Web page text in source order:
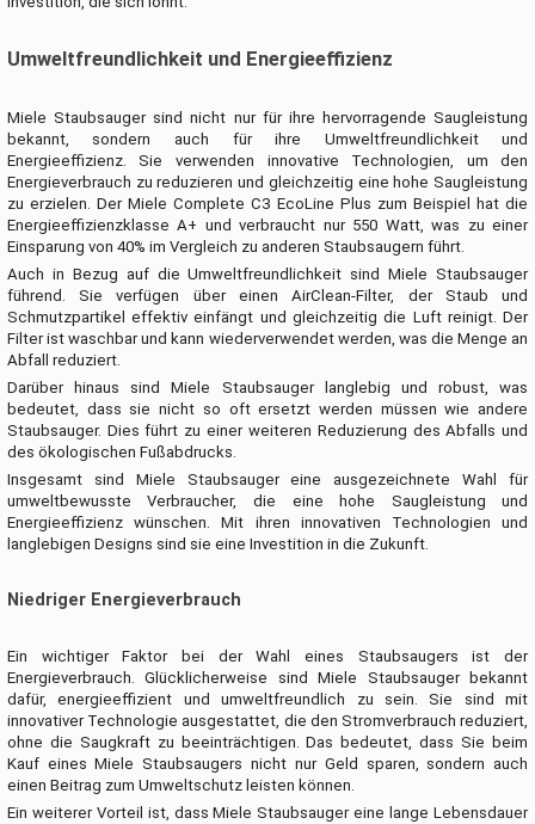
Umweltfreundlichkeit und Energieeffizienz
Miele Staubsauger sind nicht nur für ihre hervorragende Saugleistung
bekannt, sondern auch für ihre Umweltfreundlichkeit und
Energieeffizienz. Sie verwenden innovative Technologien, um den
Energieverbrauch zu reduzieren und gleichzeitig eine hohe Saugleistung
zu erzielen. Der Miele Complete C3 EcoLine Plus zum Beispiel hat die
Energieeffizienzklasse A+ und verbraucht nur 550 Watt, was zu einer
Einsparung von 40% im Vergleich zu anderen Staubsaugern führt.
Auch in Bezug auf die Umweltfreundlichkeit sind Miele Staubsauger
führend. Sie verfügen über einen AirClean-Filter, der Staub und
Schmutzpartikel effektiv einfängt und gleichzeitig die Luft reinigt. Der
Filter ist waschbar und kann wiederverwendet werden, was die Menge an
Abfall reduziert.
Darüber hinaus sind Miele Staubsauger langlebig und robust, was
bedeutet, dass sie nicht so oft ersetzt werden müssen wie andere
Staubsauger. Dies führt zu einer weiteren Reduzierung des Abfalls und
des ökologischen Fußabdrucks.
Insgesamt sind Miele Staubsauger eine ausgezeichnete Wahl für
umweltbewusste Verbraucher, die eine hohe Saugleistung und
Energieeffizienz wünschen. Mit ihren innovativen Technologien und
langlebigen Designs sind sie eine Investition in die Zukunft.
Niedriger Energieverbrauch
Ein wichtiger Faktor bei der Wahl eines Staubsaugers ist der
Energieverbrauch. Glücklicherweise sind Miele Staubsauger bekannt
dafür, energieeffizient und umweltfreundlich zu sein. Sie sind mit
innovativer Technologie ausgestattet, die den Stromverbrauch reduziert,
ohne die Saugkraft zu beeinträchtigen. Das bedeutet, dass Sie beim
Kauf eines Miele Staubsaugers nicht nur Geld sparen, sondern auch
einen Beitrag zum Umweltschutz leisten können.
Ein weiterer Vorteil ist, dass Miele Staubsauger eine lange Lebensdauer